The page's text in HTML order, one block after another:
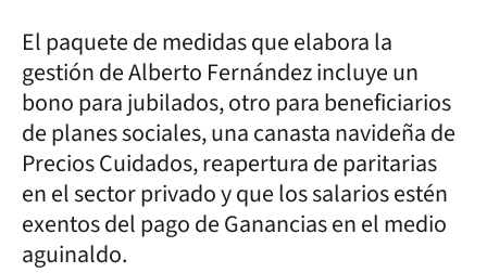
El paquete de medidas que elabora la
gestión de Alberto Fernández incluye un
bono para jubilados, otro para beneficiarios
de planes sociales, una canasta navideña de
Precios Cuidados, reapertura de paritarias
en el sector privado y que los salarios estén
exentos del pago de Ganancias en el medio
aguinaldo.